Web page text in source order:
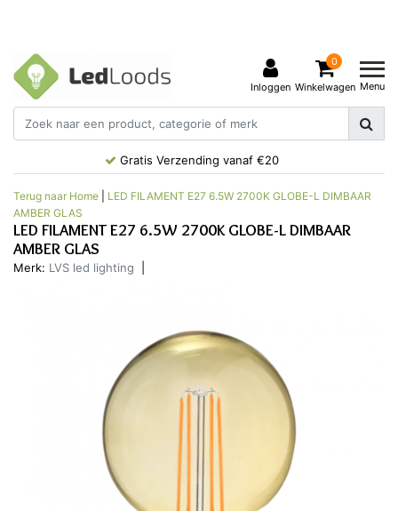
Inloggen
0
Winkelwagen Menu
Gratis Verzending vanaf €20
Terug naar Home
LED FILAMENT E27 6.5W 2700K GLOBE-L DIMBAAR
AMBER GLAS
LED FILAMENT E27 6.5W 2700K GLOBE-L DIMBAAR
AMBER GLAS
Merk: LVS led lighting